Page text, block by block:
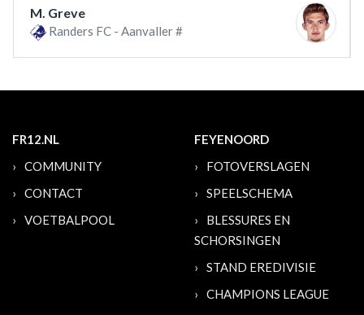
M. Greve
Randers FC - Aanvaller #
FR12.NL
COMMUNITY
CONTACT
VOETBALPOOL
FEYENOORD
FOTOVERSLAGEN
SPEELSCHEMA
BLESSURES EN
SCHORSINGEN
STAND EREDIVISIE
CHAMPIONS LEAGUE